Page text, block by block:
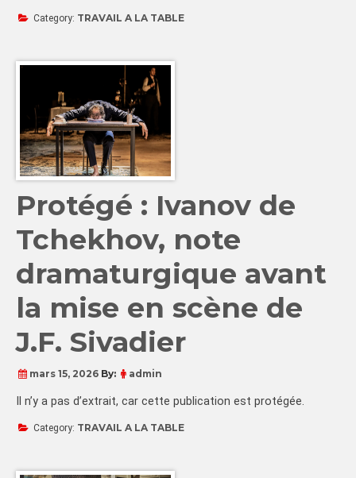
Category: TRAVAIL A LA TABLE
Protégé : Ivanov de
Tchekhov, note
dramaturgique avant
la mise en scène de
J.F. Sivadier
mars 15, 2026 By: admin
Il n’y a pas d’extrait, car cette publication est protégée.
Category: TRAVAIL A LA TABLE